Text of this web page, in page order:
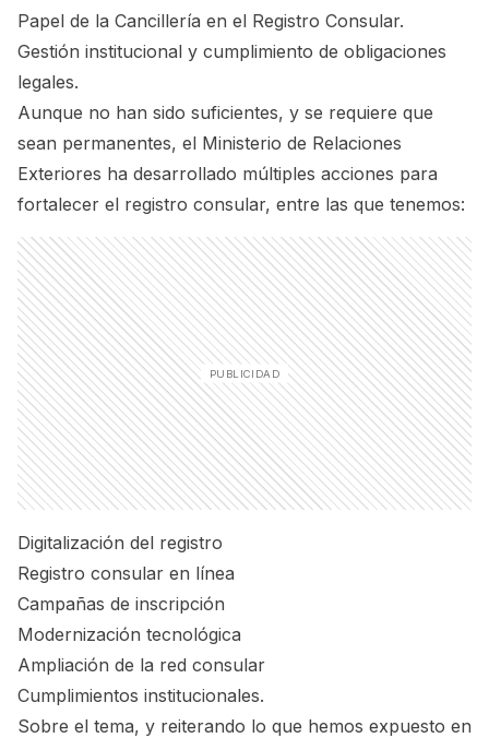
Papel de la Cancillería en el Registro Consular.
Gestión institucional y cumplimiento de obligaciones
legales.
Aunque no han sido suficientes, y se requiere que
sean permanentes, el Ministerio de Relaciones
Exteriores ha desarrollado múltiples acciones para
fortalecer el registro consular, entre las que tenemos:
Digitalización del registro
Registro consular en línea
Campañas de inscripción
Modernización tecnológica
Ampliación de la red consular
Cumplimientos institucionales.
Sobre el tema, y reiterando lo que hemos expuesto en